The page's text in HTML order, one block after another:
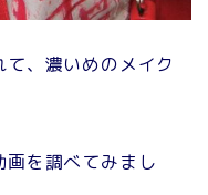
、濃いめのメイク
を調べてみまし